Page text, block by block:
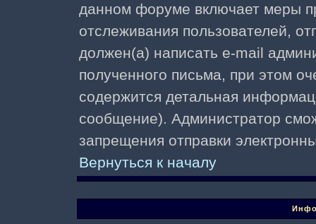
данном форуме включает меры
отслеживания пользователей,
должен(а) написать e-mail
полученного письма, при этом
содержится детальная
сообщение). Администратор
запрещения отправки
Вернуться к началу